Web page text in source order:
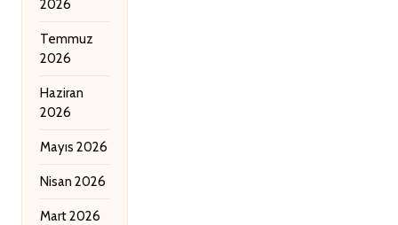
2026
Temmuz
2026
Haziran
2026
Mayıs 2026
Nisan 2026
Mart 2026